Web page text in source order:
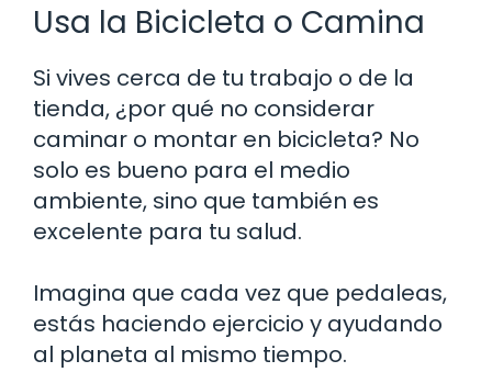
Usa la Bicicleta o Camina
Si vives cerca de tu trabajo o de la
tienda, ¿por qué no considerar
caminar o montar en bicicleta? No
solo es bueno para el medio
ambiente, sino que también es
excelente para tu salud.
Imagina que cada vez que pedaleas,
estás haciendo ejercicio y ayudando
al planeta al mismo tiempo.